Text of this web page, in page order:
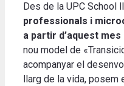
Des de la UPC School
professionals i
a partir d’aquest
nou model de
acompanyar el
llarg de la vida,